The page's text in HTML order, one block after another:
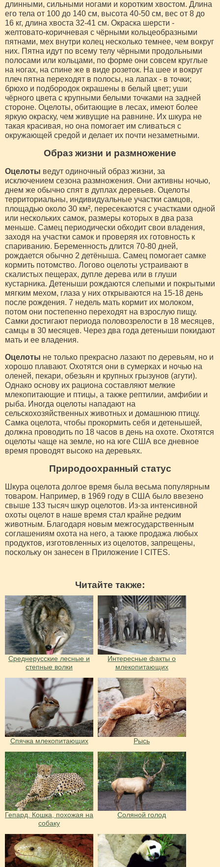
длинными, сильными ногами и коротким хвостом. Длина
его тела от 100 до 140 см, высота 40-50 см, вес от 8 до
16 кг, длина хвоста 32-41 см. Окраска шерсти -
желтовато-коричневая с чёрными кольцеобразными
пятнами, мех внутри колец несколько темнее, чем вокруг
них. Пятна идут по всему телу чёрными продольными
полосами или кольцами, по форме они совсем круглые
на ногах, на спине же в виде розеток. На шее и вокруг
плеч пятна переходят в полосы, на лапах - в точки;
брюхо и подбородок окрашены в белый цвет; уши
чёрного цвета с крупными белыми точками на задней
стороне. Оцелоты, обитающие в лесах, имеют более
яркую окраску, чем живущие на равнине. Их шкура не
такая красивая, но она помогает им сливаться с
окружающей средой и делает их почти незаметными.
Образ жизни и размножение
Оцелоты ведут одиночный образ жизни, за
исключением сезона размножения. Они активны ночью,
днем же обычно спят в дуплах деревьев. Оцелоты
территориальны, индивидуальные участки самцов,
площадью около 30 км², пересекаются с участками одной
или нескольких самок, размеры которых в два раза
меньше. Самец периодически обходит свои владения,
заходя на участки самок и проверяя их готовность к
спариванию. Беременность длится 70-80 дней,
рождается обычно 2 детёныша. Самец помогает самке
кормить потомство. Логово оцелоты устраивают в
скалистых пещерах, дупле дерева или в глуши
кустарника. Детеныши рождаются слепыми и покрытыми
мягким мехом, глаза у них открываются на 15-18 день
после рождения. 7 недель мать кормит их молоком,
потом они постепенно переходят на взрослую пищу.
Самки достигают периода половозрелости в 18 месяцев,
самцы в 30 месяцев. Через два года детеныши покидают
мать и ее владения.
Оцелоты не только прекрасно лазают по деревьям, но и
хорошо плавают. Охотятся они в сумерках и ночью на
оленей, пекари, обезьян и крупных грызунов (агути).
Однако основу их рациона составляют мелкие
млекопитающие и птицы, а также рептилии, амфибии и
рыба. Иногда оцелоты нападают на
сельскохозяйственных животных и домашнюю птицу.
Самка оцелота, чтобы прокормить себя и детенышей,
должна проводить по 18 часов в день на охоте. Охотятся
оцелоты чаще на земле, но на юге США все дневное
время проводят высоко на деревьях.
Природоохранный статус
Шкура оцелота долгое время была весьма популярным
товаром. Например, в 1969 году в США было ввезено
свыше 133 тысяч шкур оцелотов. Из-за интенсивной
охоты оцелот в наше время стал крайне редким
животным. Благодаря новым межгосударственным
соглашениям охота на него, а также продажа любых
продуктов, изготовленных из оцелотов, запрещены,
поскольку он занесен в Приложение I CITES.
Читайте также:
Среднерусские лесные и
степные волки
Интересные факты о
млекопитающих
Спячка млекопитающих Рысь
Гепард. Кошка, похожая на
собаку
Соляной голод